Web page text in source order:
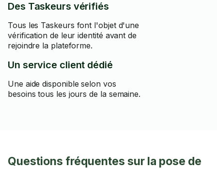
Des Taskeurs vérifiés
Tous les Taskeurs font l'objet d'une
vérification de leur identité avant de
rejoindre la plateforme.
Un service client dédié
Une aide disponible selon vos
besoins tous les jours de la semaine.
Questions fréquentes sur la pose de